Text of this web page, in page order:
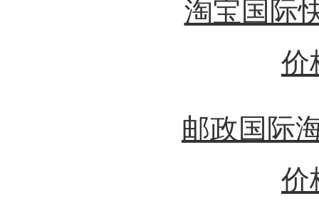
淘宝国际
价
邮政国际
价